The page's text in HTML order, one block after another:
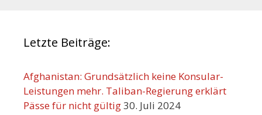
Letzte Beiträge:
Afghanistan: Grundsätzlich keine Konsular-
Leistungen mehr. Taliban-Regierung erklärt
Pässe für nicht gültig30. Juli 2024